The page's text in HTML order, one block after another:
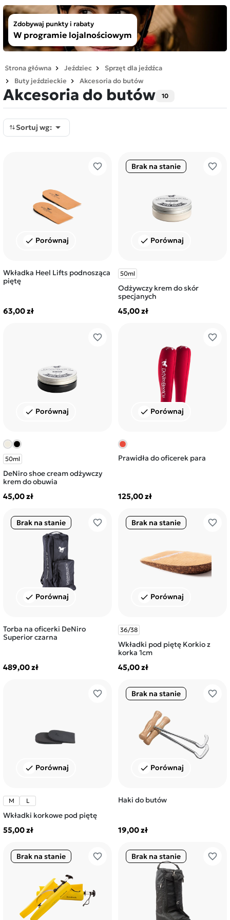
Zdobywaj punkty i rabaty
W programie lojalnościowym
Strona główna Jeździec
Sprzęt dla jeźdźca
Buty jeździeckie
Akcesoria do butów
Akcesoria do butów 10
Sortuj wg: 
favorite_border
check Porównaj
Wkładka Heel Lifts podnosząca
piętę
63,00 zł
favorite_border
check Porównaj
Brak na stanie
50ml
Odżywczy krem do skór
specjanych
45,00 zł
favorite_border
check Porównaj
50ml
DeNiro shoe cream odżywczy
krem do obuwia
45,00 zł
favorite_border
check Porównaj
Prawidła do oficerek para
125,00 zł
favorite_border
check Porównaj
Brak na stanie
Torba na oficerki DeNiro
Superior czarna
489,00 zł
favorite_border
check Porównaj
Brak na stanie
36/38
Wkładki pod piętę Korkio z
korka 1cm
45,00 zł
favorite_border
check Porównaj
M L
Wkładki korkowe pod piętę
55,00 zł
favorite_border
check Porównaj
Brak na stanie
Haki do butów
19,00 zł
favorite_border
Brak na stanie favorite_border
Brak na stanie